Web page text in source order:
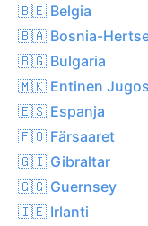
🇧🇪 Belgia
🇧🇦 Bosnia-
🇧🇬 Bulgaria
🇲🇰 Entinen
🇪🇸 Espanja
🇫🇴 Färsaaret
🇬🇮 Gibraltar
🇬🇬 Guernsey
🇮🇪 Irlanti